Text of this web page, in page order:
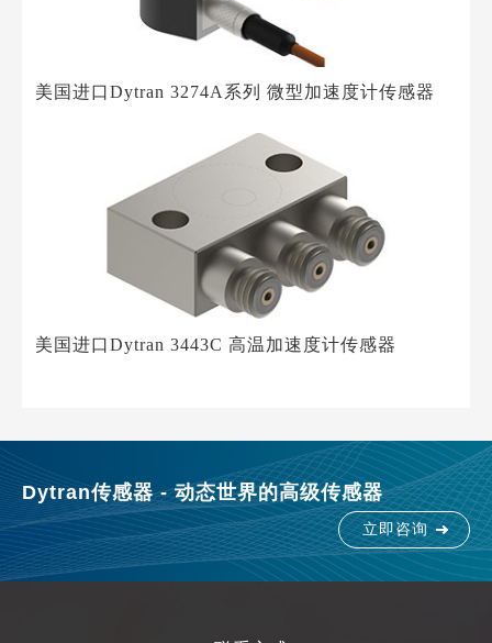
美国进口Dytran 3274A系列 微型加速度计传感器
美国进口Dytran 3443C 高温加速度计传感器
Dytran传感器 - 动态世界的高级传感器
立即咨询